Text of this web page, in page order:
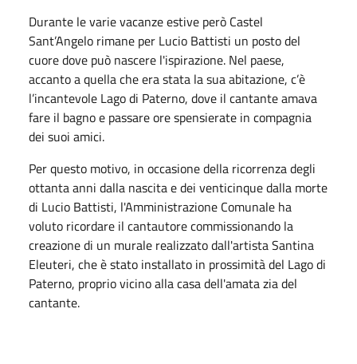
Durante le varie vacanze estive però Castel
Sant’Angelo rimane per Lucio Battisti un posto del
cuore dove può nascere l'ispirazione. Nel paese,
accanto a quella che era stata la sua abitazione, c’è
l’incantevole Lago di Paterno, dove il cantante amava
fare il bagno e passare ore spensierate in compagnia
dei suoi amici.
Per questo motivo, in occasione della ricorrenza degli
ottanta anni dalla nascita e dei venticinque dalla morte
di Lucio Battisti, l'Amministrazione Comunale ha
voluto ricordare il cantautore commissionando la
creazione di un murale realizzato dall'artista Santina
Eleuteri, che è stato installato in prossimità del Lago di
Paterno, proprio vicino alla casa dell'amata zia del
cantante.